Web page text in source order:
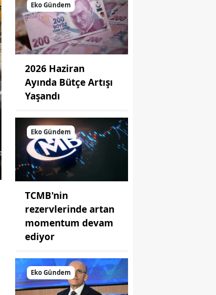
Eko Gündem
2026 Haziran
Ayında Bütçe Artışı
Yaşandı
Eko Gündem
TCMB'nin
rezervlerinde artan
momentum devam
ediyor
Eko Gündem